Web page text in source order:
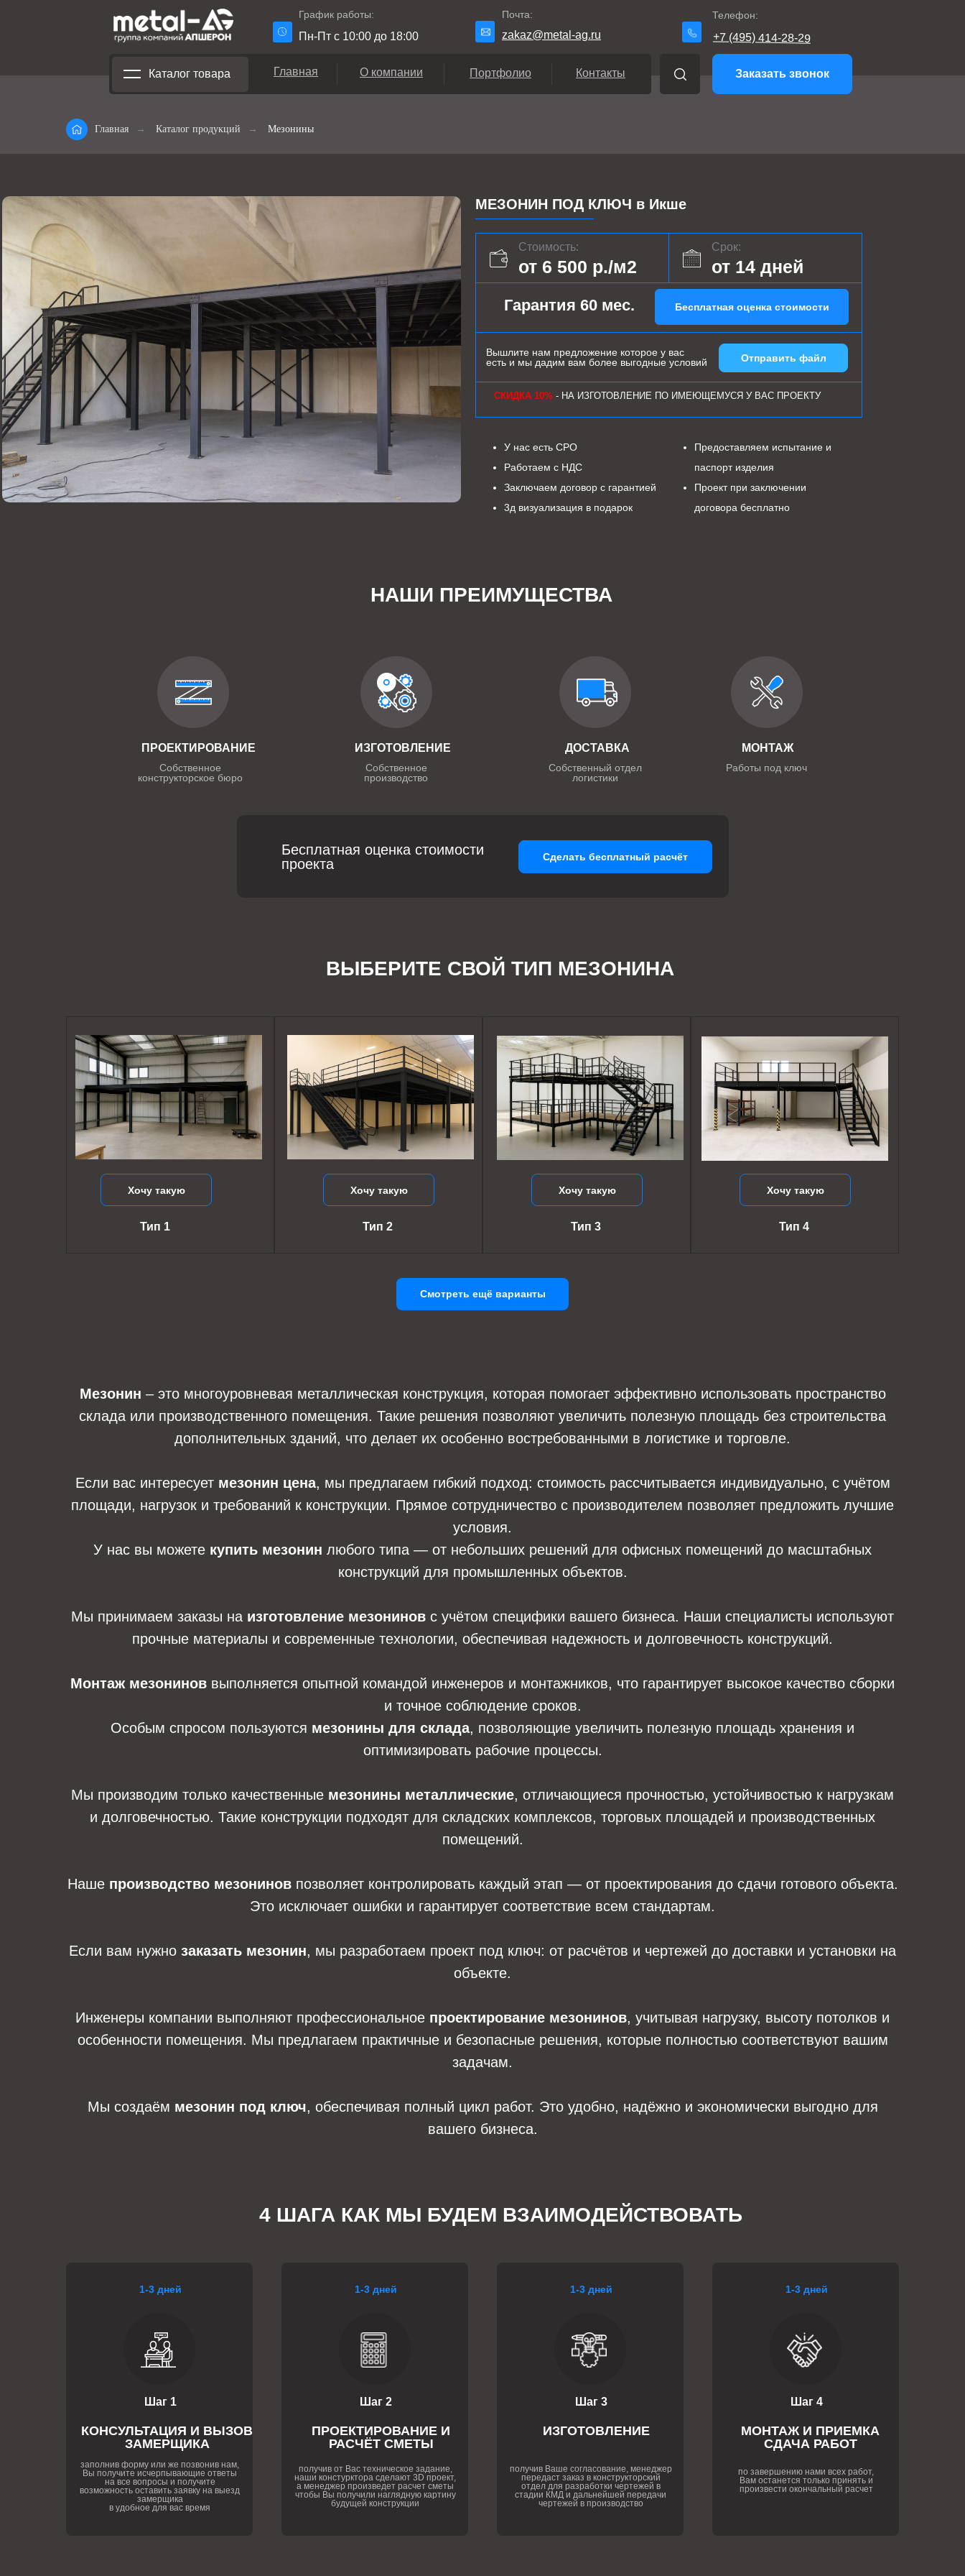
Телефон:
+7 (495) 414-28-29
Почта:
zakaz@metal-ag.ru
График работы:
Пн-Пт с 10:00 до 18:00
Каталог товара Контакты
Портфолио
О компании
Главная Заказать звонок
Главная → Каталог продукций → Мезонины
МЕЗОНИН ПОД КЛЮЧ в Икше
Срок:
от 14 дней
Стоимость:
от 6 500 р./м2
Гарантия 60 мес. Бесплатная оценка стоимости
Вышлите нам предложение которое у вас
есть и мы дадим вам более выгодные условий
СКИДКА 10% - НА ИЗГОТОВЛЕНИЕ ПО ИМЕЮЩЕМУСЯ У ВАС ПРОЕКТУ
Предоставляем испытание и
паспорт изделия
Проект при заключении
договора бесплатно
У нас есть СРО
Работаем с НДС
Заключаем договор с гарантией
3д визуализация в подарок
Отправить файл
НАШИ ПРЕИМУЩЕСТВА
ПРОЕКТИРОВАНИЕ
Собственное
конструкторское бюро
ИЗГОТОВЛЕНИЕ
Собственное
производство
ДОСТАВКА
Собственный отдел
логистики
МОНТАЖ
Работы под ключ
Бесплатная оценка стоимости
проекта
Сделать бесплатный расчёт
ВЫБЕРИТЕ СВОЙ ТИП МЕЗОНИНА
Хочу такую
Тип 4
Хочу такую
Тип 3
Хочу такую
Тип 2
Хочу такую
Тип 1
Смотреть ещё варианты
Мезонин – это многоуровневая металлическая конструкция, которая помогает эффективно использовать пространство
склада или производственного помещения. Такие решения позволяют увеличить полезную площадь без строительства
дополнительных зданий, что делает их особенно востребованными в логистике и торговле.
Если вас интересует мезонин цена, мы предлагаем гибкий подход: стоимость рассчитывается индивидуально, с учётом
площади, нагрузок и требований к конструкции. Прямое сотрудничество с производителем позволяет предложить лучшие
условия.
У нас вы можете купить мезонин любого типа — от небольших решений для офисных помещений до масштабных
конструкций для промышленных объектов.
Мы принимаем заказы на изготовление мезонинов с учётом специфики вашего бизнеса. Наши специалисты используют
прочные материалы и современные технологии, обеспечивая надежность и долговечность конструкций.
Монтаж мезонинов выполняется опытной командой инженеров и монтажников, что гарантирует высокое качество сборки
и точное соблюдение сроков.
Особым спросом пользуются мезонины для склада, позволяющие увеличить полезную площадь хранения и
оптимизировать рабочие процессы.
Мы производим только качественные мезонины металлические, отличающиеся прочностью, устойчивостью к нагрузкам
и долговечностью. Такие конструкции подходят для складских комплексов, торговых площадей и производственных
помещений.
Наше производство мезониновпозволяет контролировать каждый этап — от проектирования до сдачи готового объекта.
Это исключает ошибки и гарантирует соответствие всем стандартам.
Если вам нужно заказать мезонин, мы разработаем проект под ключ: от расчётов и чертежей до доставки и установки на
объекте.
Инженеры компании выполняют профессиональное проектирование мезонинов, учитывая нагрузку, высоту потолков и
особенности помещения. Мы предлагаем практичные и безопасные решения, которые полностью соответствуют вашим
задачам.
Мы создаём мезонин под ключ, обеспечивая полный цикл работ. Это удобно, надёжно и экономически выгодно для
вашего бизнеса.
4 ШАГА КАК МЫ БУДЕМ ВЗАИМОДЕЙСТВОВАТЬ
1-3 дней
Шаг 4
МОНТАЖ И ПРИЕМКА
СДАЧА РАБОТ
по завершению нами всех работ,
Вам останется только принять и
произвести окончальный расчет
1-3 дней
Шаг 3
ИЗГОТОВЛЕНИЕ
получив Ваше согласование, менеджер
передаст заказ в конструкторский
отдел для разработки чертежей в
стадии КМД и дальнейшей передачи
чертежей в производство
1-3 дней
Шаг 2
ПРОЕКТИРОВАНИЕ И
РАСЧЁТ СМЕТЫ
получив от Вас техническое задание,
наши констурктора сделают 3D проект,
а менеджер произведет расчет сметы
чтобы Вы получили наглядную картину
будущей конструкции
1-3 дней
Шаг 1
КОНСУЛЬТАЦИЯ И ВЫЗОВ
ЗАМЕРЩИКА
заполнив форму или же позвонив нам,
Вы получите исчерпывающие ответы
на все вопросы и получите
возможность оставить заявку на выезд
замерщика
в удобное для вас время